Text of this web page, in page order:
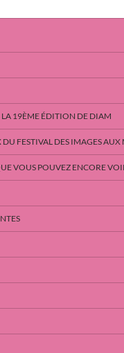
19ÈME ÉDITION DE DIAM
DU FESTIVAL DES IMAGES AUX
VOUS POUVEZ ENCORE